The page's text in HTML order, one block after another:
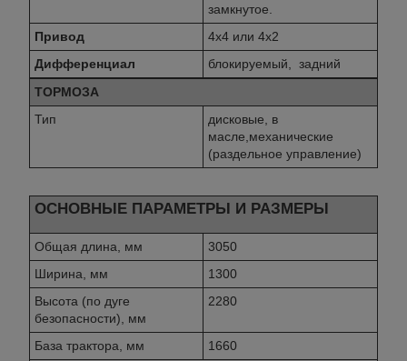
замкнутое.
Привод
4х4 или 4х2
Дифференциал
блокируемый, задний
ТОРМОЗА
Тип
дисковые, в
масле,механические
(раздельное управление)
ОСНОВНЫЕ ПАРАМЕТРЫ И РАЗМЕРЫ
Общая длина, мм
3050
Ширина, мм
1300
Высота (по дуге
безопасности), мм
2280
База трактора, мм
1660